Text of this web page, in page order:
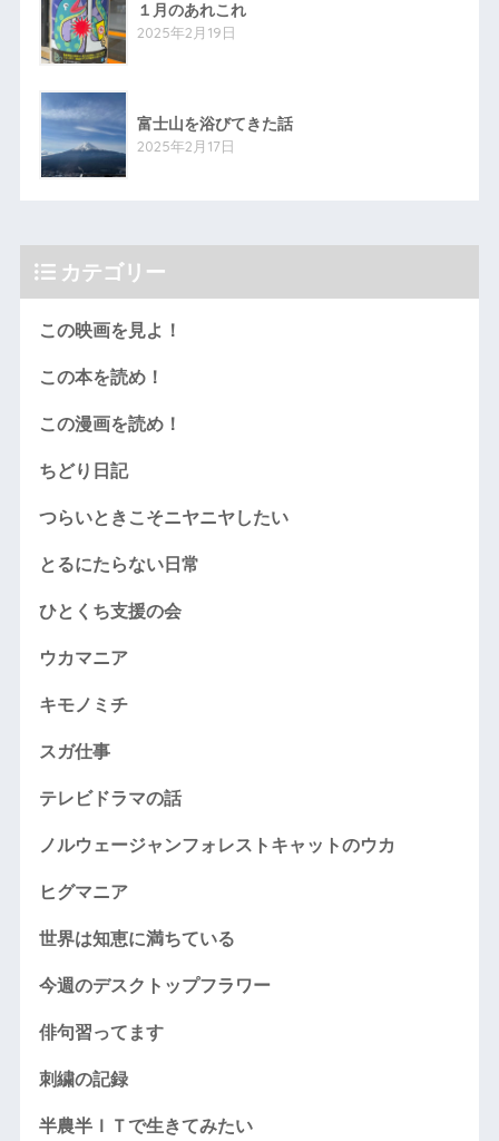
１月のあれこれ
2025年2月19日
富士山を浴びてきた話
2025年2月17日
カテゴリー
この映画を見よ！
この本を読め！
この漫画を読め！
ちどり日記
つらいときこそニヤニヤしたい
とるにたらない日常
ひとくち支援の会
ウカマニア
キモノミチ
スガ仕事
テレビドラマの話
ノルウェージャンフォレストキャットのウカ
ヒグマニア
世界は知恵に満ちている
今週のデスクトップフラワー
俳句習ってます
刺繍の記録
半農半ＩＴで生きてみたい